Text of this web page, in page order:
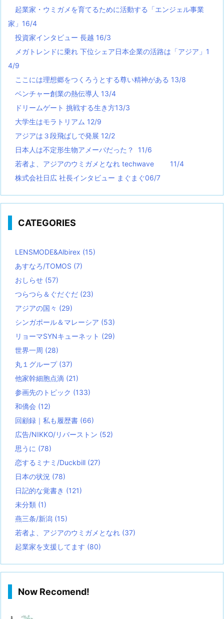
起業家・ウミガメを育てるために活動する「エンジェル事業
家」16/4
投資家インタビュー 長越 16/3
メガトレンドに乗れ 下位シェア日本企業の活路は「アジア」1
4/9
ここには理想郷をつくろうとする尊い精神がある 13/8
ベンチャー創業の熱伝導人 13/4
ドリームゲート 挑戦する生き方13/3
大学生はモラトリアム 12/9
アジアは３段飛ばしで発展 12/2
日本人は不定形生物アメーバだった？ 11/6
若者よ、アジアのウミガメとなれ techwave
11/4
株式会社日広 社長インタビュー まぐまぐ06/7
CATEGORIES
LENSMODE&Albirex (15)
あすなろ/TOMOS (7)
おしらせ (57)
つらつら＆ぐだぐだ (23)
アジアの国々 (29)
シンガポール＆マレーシア (53)
リョーマSYNキューネット (29)
世界一周 (28)
丸１グループ (37)
他家幹細胞点滴 (21)
参画先のトピック (133)
和僑会 (12)
回顧録｜私も履歴書 (66)
広告/NIKKO/リバーストン (52)
思うに (78)
恋するミナミ/Duckbill (27)
日本の状況 (78)
日記的な覚書き (121)
未分類 (1)
燕三条/新潟 (15)
若者よ、アジアのウミガメとなれ (37)
起業家を支援してます (80)
Now Recomend!